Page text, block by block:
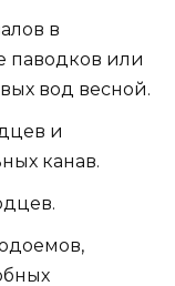
в
паводков или
вод весной.
и
канав.